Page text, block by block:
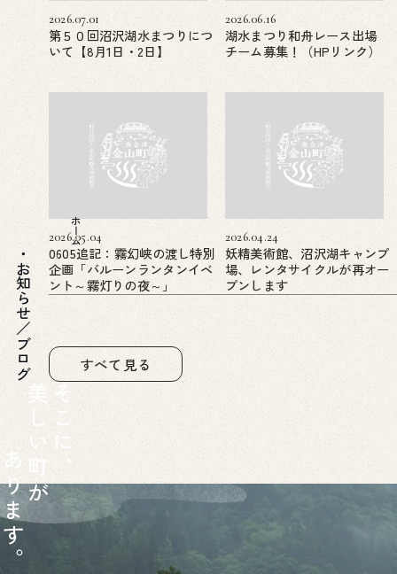
2026.07.01
第５０回沼沢湖水まつりにつ
いて【8月1日・2日】
2026.06.16
湖水まつり和舟レース出場
チーム募集！（HPリンク）
2026.05.04
0605追記：霧幻峡の渡し特別
企画「バルーンランタンイベ
ント～霧灯りの夜～」
2026.04.24
妖精美術館、沼沢湖キャンプ
場、レンタサイクルが再オー
プンします
すべて見る
ホーム
ブログ
そ
こ
に
、
美
し
い
町
が